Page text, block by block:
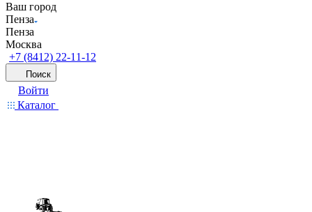
Ваш город
Пенза
Пенза
Москва
+7 (8412) 22-11-12
Поиск
Войти
Каталог